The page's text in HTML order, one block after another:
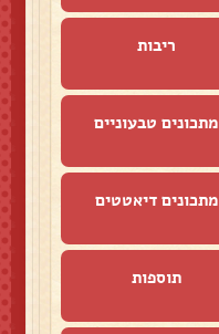
ריבות
מתכונים טבעוניים
מתכונים דיאטטים
תוספות